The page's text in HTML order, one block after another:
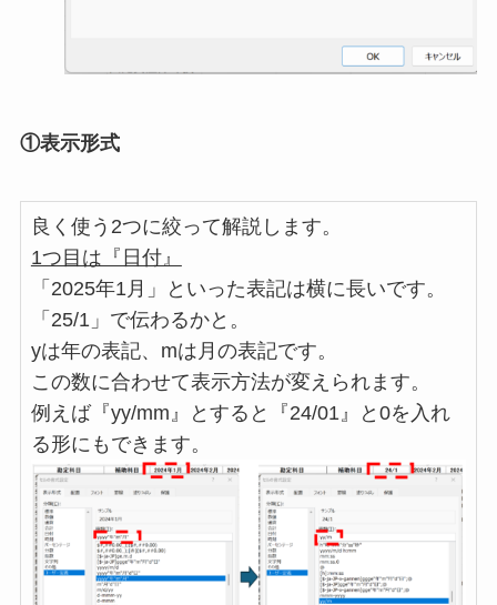
①表示形式
良く使う2つに絞って解説します。
1つ目は『日付』
「2025年1月」といった表記は横に長いです。
「25/1」で伝わるかと。
yは年の表記、mは月の表記です。
この数に合わせて表示方法が変えられます。
例えば『yy/mm』とすると『24/01』と0を入れ
る形にもできます。